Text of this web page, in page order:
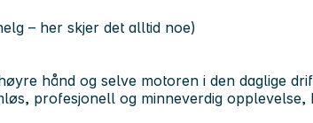
– her skjer det alltid noe)
hånd og selve motoren i den daglige
profesjonell og minneverdig opplevelse,